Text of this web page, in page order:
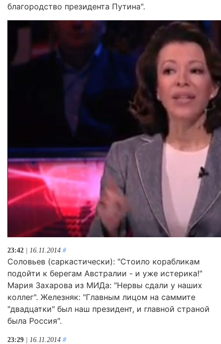
благородство президента Путина".
23:42 | 16.11.2014 #
Соловьев (саркастически): "Стоило корабликам
подойти к берегам Австралии - и уже истерика!"
Мария Захарова из МИДа: "Нервы сдали у наших
коллег". Железняк: "Главным лицом на саммите
"двадцатки" был наш президент, и главной страной
была Россия".
23:29 | 16.11.2014 #